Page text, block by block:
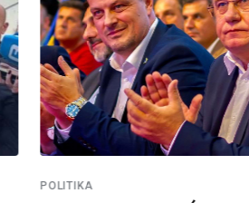
POLITIKA